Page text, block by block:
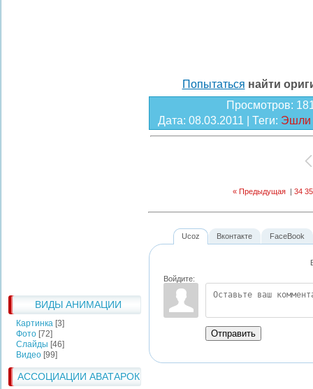
ВИДЫ АНИМАЦИИ
Картинка [3]
Фото [72]
Слайды [46]
Видео [99]
АССОЦИАЦИИ АВАТАРОК
Попытаться найти
Просмотров:
Дата: 08.03.2011 | Теги: Эшли
« Предыдущая | 34 35
Ucoz
Войдите:
Отправить
Вконтакте FaceBook